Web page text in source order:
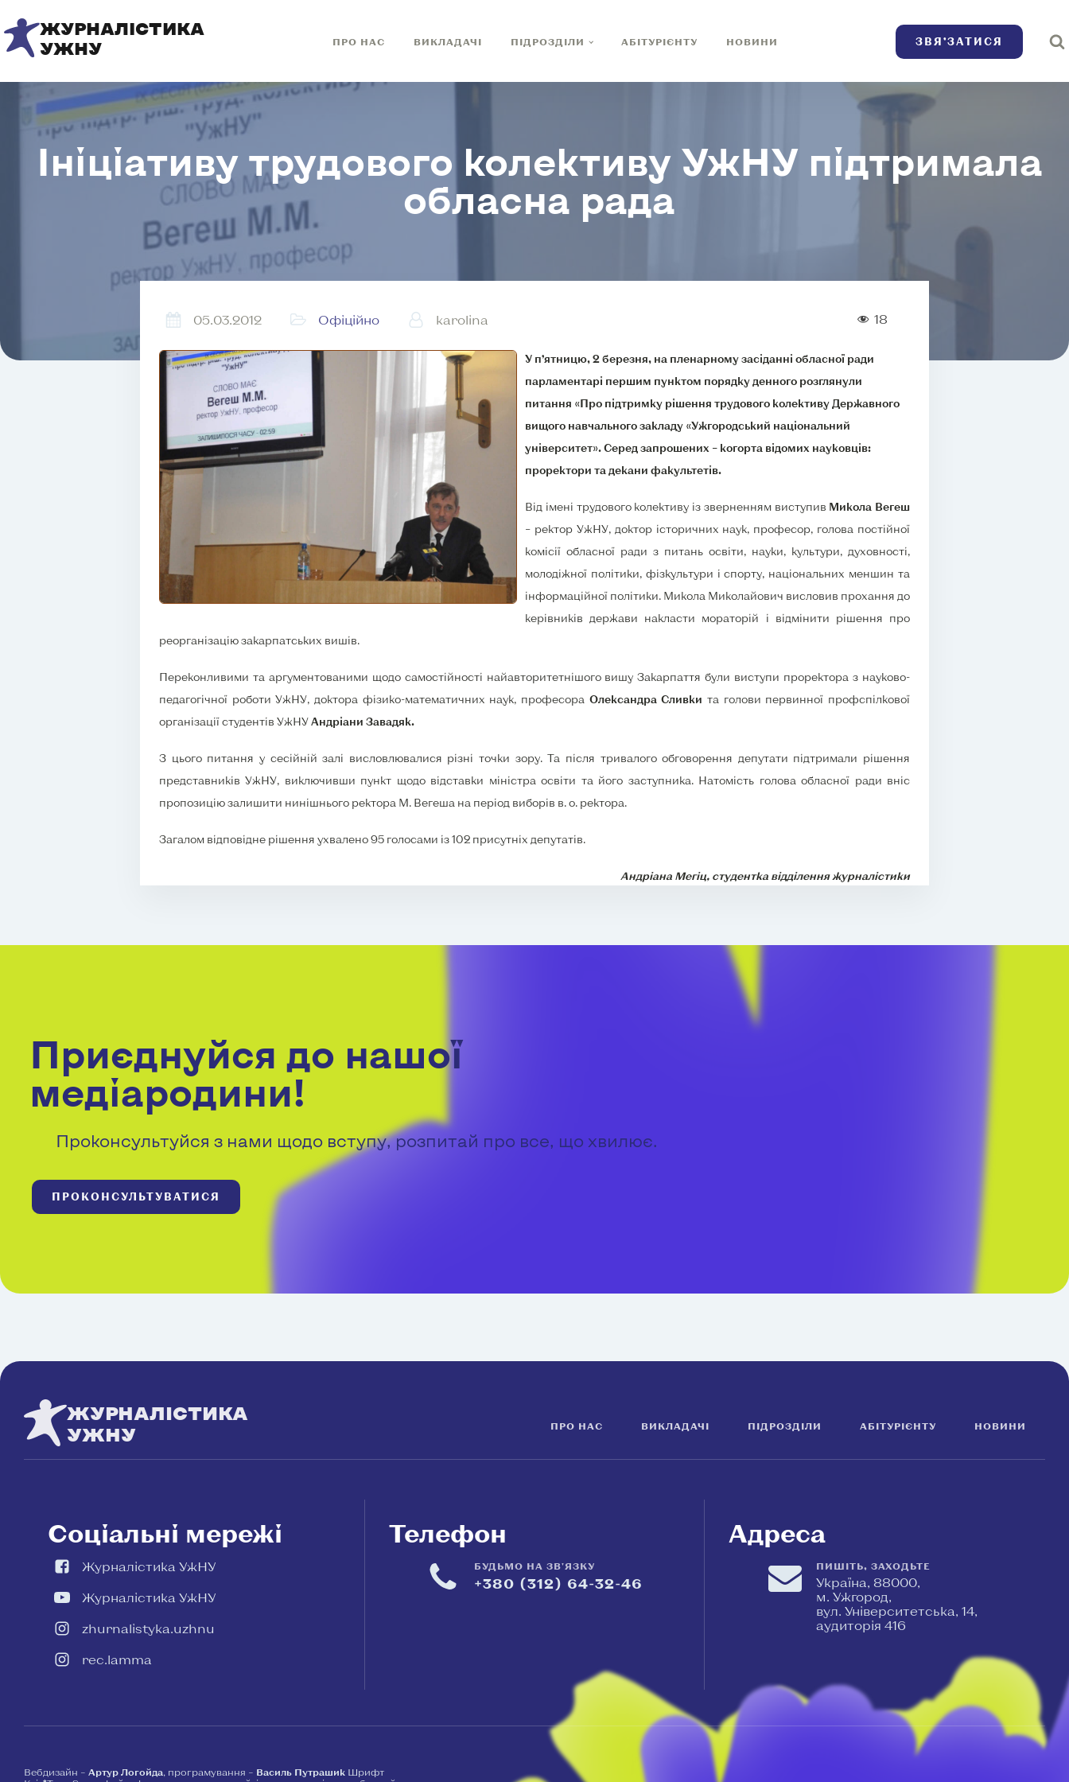
ЖУРНАЛІСТИКА
УЖНУ
ПРО НАС ВИКЛАДАЧІ ПІДРОЗДІЛИ АБІТУРІЄНТУ НОВИНИ ЗВЯ’ЗАТИСЯ
Ініціативу трудового колективу УжНУ підтримала
обласна рада
05.03.2012 Офіційно karolina 18
У п’ятницю, 2 березня, на пленарному засіданні обласної ради
парламентарі першим пунктом порядку денного розглянули
питання «Про підтримку рішення трудового колективу Державного
вищого навчального закладу «Ужгородський національний
університет». Серед запрошених – когорта відомих науковців:
проректори та декани факультетів.
Від імені трудового колективу із зверненням виступив Микола Вегеш
– ректор УжНУ, доктор історичних наук, професор, голова постійної
комісії обласної ради з питань освіти, науки, культури, духовності,
молодіжної політики, фізкультури і спорту, національних меншин та
інформаційної політики. Микола Миколайович висловив прохання до
керівників держави накласти мораторій і відмінити рішення про
реорганізацію закарпатських вишів.
Переконливими та аргументованими щодо самостійності найавторитетнішого вишу Закарпаття були виступи проректора з науково-
педагогічної роботи УжНУ, доктора фізико-математичних наук, професора Олександра Сливки та голови первинної профспілкової
організації студентів УжНУАндріани Завадяк.
З цього питання у сесійній залі висловлювалися різні точки зору. Та після тривалого обговорення депутати підтримали рішення
представників УжНУ, виключивши пункт щодо відставки міністра освіти та його заступника. Натомість голова обласної ради вніс
пропозицію залишити нинішнього ректора М. Вегеша на період виборів в. о. ректора.
Загалом відповідне рішення ухвалено 95 голосами із 102 присутніх депутатів.
Андріана Мегіц, студентка відділення журналістики
Приєднуйся до нашої
медіародини!
Проконсультуйся з нами щодо вступу, розпитай про все, що хвилює.
ПРОКОНСУЛЬТУВАТИСЯ
ЖУРНАЛІСТИКА
УЖНУ
ПРО НАС ВИКЛАДАЧІ ПІДРОЗДІЛИ АБІТУРІЄНТУ НОВИНИ
Соціальні мережі
Журналістика УжНУ
Журналістика УжНУ
zhurnalistyka.uzhnu
rec.lamma
Телефон
БУДЬМО НА ЗВ'ЯЗКУ
+380 (312) 64-32-46
Адреса
ПИШІТЬ, ЗАХОДЬТЕ
Україна, 88000,
м. Ужгород,
вул. Університетська, 14,
аудиторія 416
Вебдизайн – Артур Логойда, програмування – Василь Путрашик Шрифт